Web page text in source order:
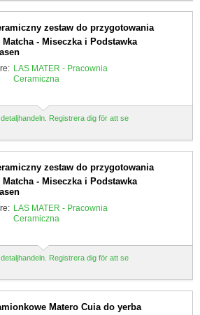
zestaw do przygotowania
Matcha - Miseczka i Podstawka
LAS MATER - Pracownia
Ceramiczna
Registrera dig för att se
zestaw do przygotowania
Matcha - Miseczka i Podstawka
LAS MATER - Pracownia
Ceramiczna
Registrera dig för att se
Matero Cuia do yerba